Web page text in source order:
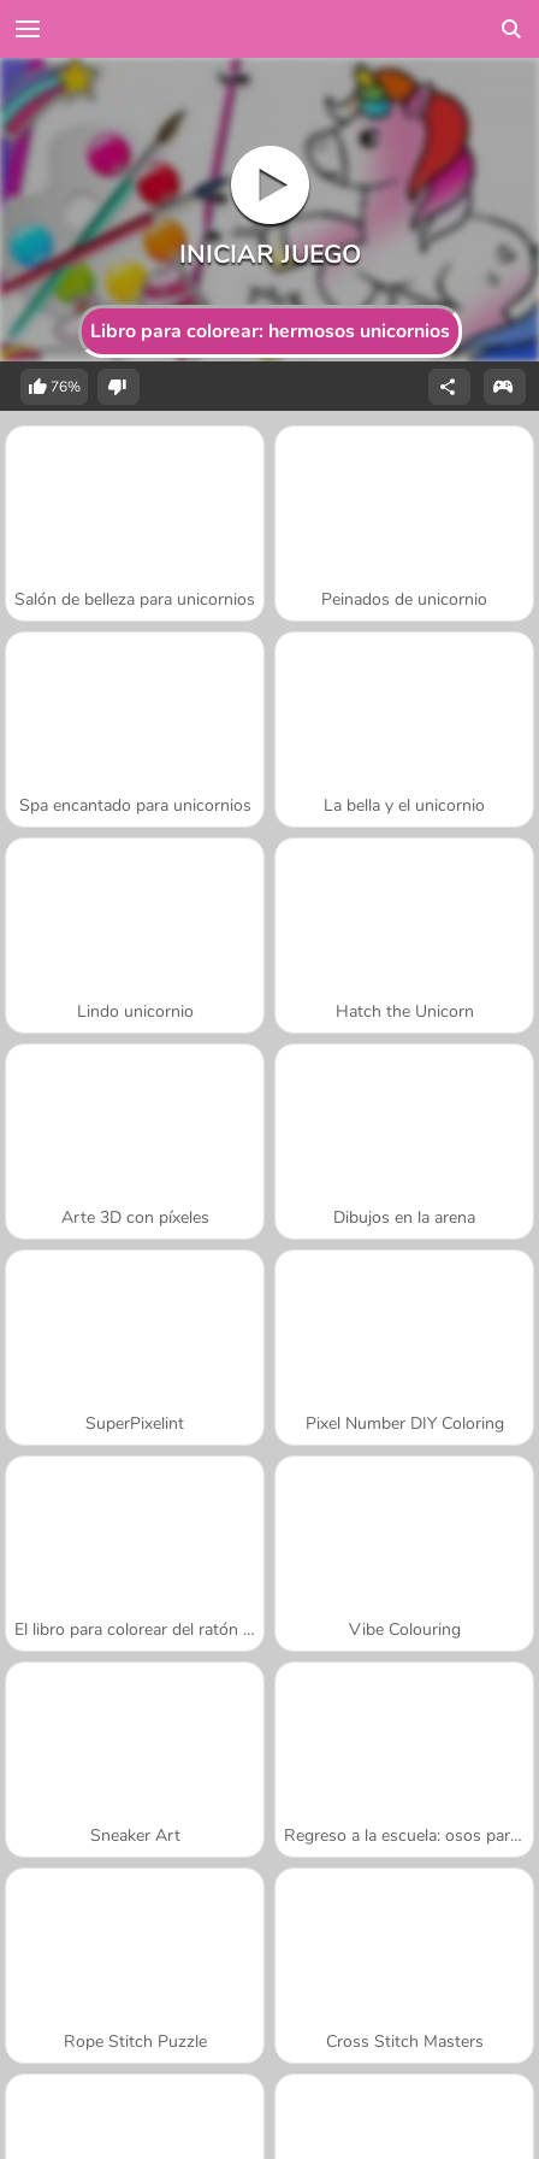
Libro para colorear: hermosos unicornios
76%
Salón de belleza para unicornios Peinados de unicornio
Spa encantado para unicornios La bella y el unicornio
Lindo unicornio Hatch the Unicorn
Arte 3D con píxeles Dibujos en la arena
SuperPixelint Pixel Number DIY Coloring
El libro para colorear del ratón artista Vibe Colouring
Sneaker Art Regreso a la escuela: osos para colorear
Rope Stitch Puzzle Cross Stitch Masters